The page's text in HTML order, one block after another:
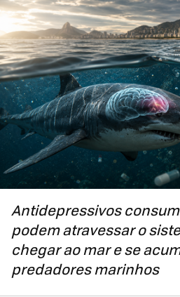
Antidepressivos
podem atravessar o
chegar ao mar e se
predadores marinhos